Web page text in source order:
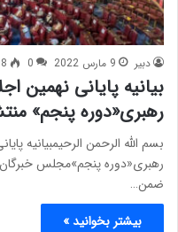
دبیر 9 مارس 2022 0
بیانیه پایانی
رهبری«دوره پنجم»
بسم الله الرحمن الرحیمبیانیه
رهبری«دوره پنجم»مجلس خبرگان
ضمن…
بیشتر بخوانید »